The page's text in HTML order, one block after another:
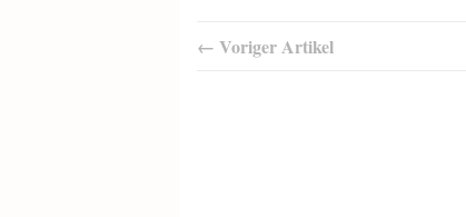
← Voriger Artikel